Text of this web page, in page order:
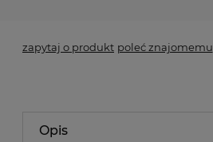
zapytaj o produkt poleć znajomemu
Opis